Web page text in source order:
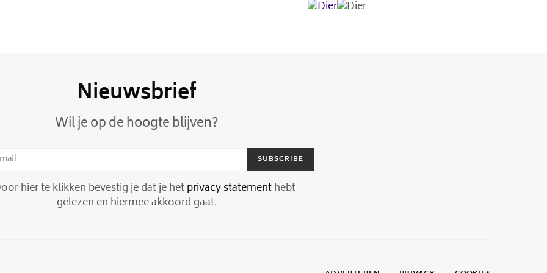
Nieuwsbrief
Wil je op de hoogte blijven?
SUBSCRIBE
hier te klikken bevestig je dat je hetprivacy statementhebt
gelezen en hiermee akkoord gaat.